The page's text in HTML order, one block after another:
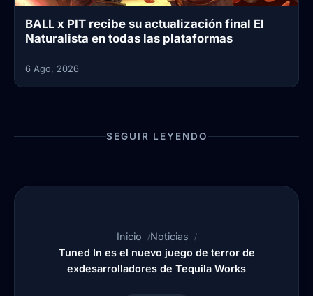
BALL x PIT recibe su actualización final El
Naturalista en todas las plataformas
6 Ago, 2026
SEGUIR LEYENDO
Inicio
Noticias
Tuned In es el nuevo juego de terror de
exdesarrolladores de Tequila Works